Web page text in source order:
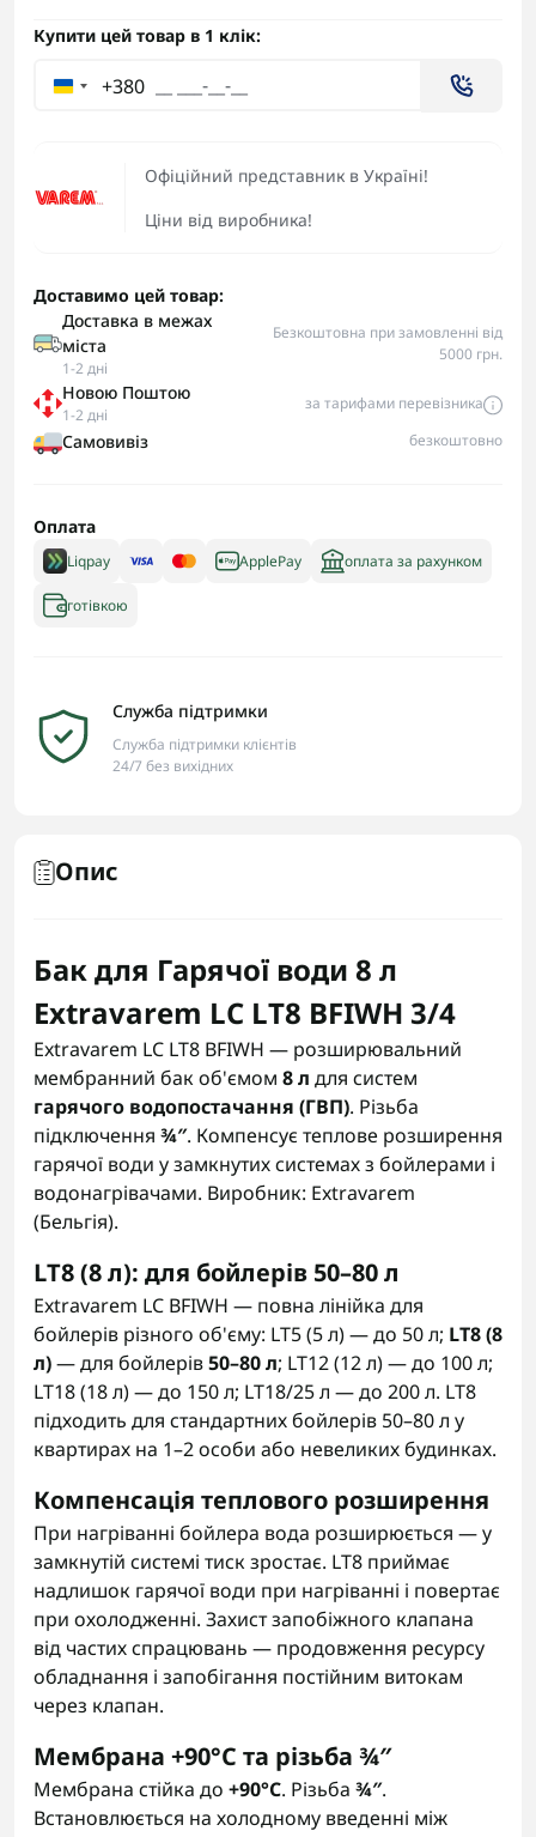
Офіційний представник в Україні!
Ціни від виробника!
Купити цей товар в 1 клік:
+380
Доставимо цей товар:
Доставка в межах
міста
1-2 дні
Безкоштовна при замовленні від
5000 грн.
Новою Поштою
1-2 дні
за тарифами перевізника
Самовивіз безкоштовно
Оплата
Liqpay ApplePay оплата за рахунком
готівкою
Служба підтримки
Служба підтримки клієнтів
24/7 без вихідних
Опис
Бак для Гарячої води 8 л
Extravarem LC LT8 BFIWH 3/4
Extravarem LC LT8 BFIWH — розширювальний
мембранний бак об'ємом 8 л для систем
гарячого водопостачання (ГВП). Різьба
підключення ¾″. Компенсує теплове розширення
гарячої води у замкнутих системах з бойлерами і
водонагрівачами. Виробник: Extravarem
(Бельгія).
LT8 (8 л): для бойлерів 50–80 л
Extravarem LC BFIWH — повна лінійка для
бойлерів різного об'єму: LT5 (5 л) — до 50 л; LT8 (8
л)— для бойлерів50–80 л; LT12 (12 л) — до 100 л;
LT18 (18 л) — до 150 л; LT18/25 л — до 200 л. LT8
підходить для стандартних бойлерів 50–80 л у
квартирах на 1–2 особи або невеликих будинках.
Компенсація теплового розширення
При нагріванні бойлера вода розширюється — у
замкнутій системі тиск зростає. LT8 приймає
надлишок гарячої води при нагріванні і повертає
при охолодженні. Захист запобіжного клапана
від частих спрацювань — продовження ресурсу
обладнання і запобігання постійним витокам
через клапан.
Мембрана +90°C та різьба ¾″
Мембрана стійка до +90°C. Різьба ¾″.
Встановлюється на холодному введенні між